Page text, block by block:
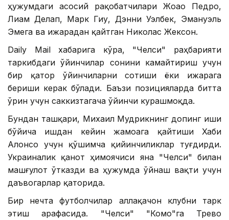
ҳужумдаги асосий рақобатчилари Жоао Педро,
Лиам Делап, Марк Гиу, Дэнни Уэлбек, Эмануэль
Эмега ва ижарадан қайтган Николас Жексон.
Daily Mail хабарига кўра, "Челси" раҳбарияти
таркибдаги ўйинчилар сонини камайтириш учун
бир қатор ўйинчиларни сотиши ёки ижарага
бериши керак бўлади. Баъзи позицияларда битта
ўрин учун саккизтагача ўйинчи курашмоқда.
Бундан ташқари, Михаил Мудрикнинг допинг иши
бўйича ишдан кейин жамоага қайтиши Хаби
Алонсо учун қўшимча қийинчиликлар туғдирди.
Украиналик қанот ҳимоячиси яна "Челси" билан
машғулот ўтказди ва ҳужумда ўйнаш вақти учун
даъвогарлар қаторида.
Бир нечта футболчилар аллақачон клубни тарк
этиш арафасида. "Челси" "Комо"га Трево